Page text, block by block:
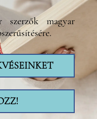
szerzők magyar